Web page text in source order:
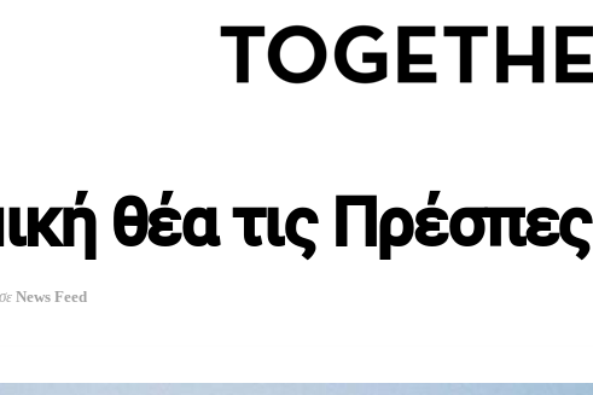
θέα τις Πρέσπες
σε News Feed